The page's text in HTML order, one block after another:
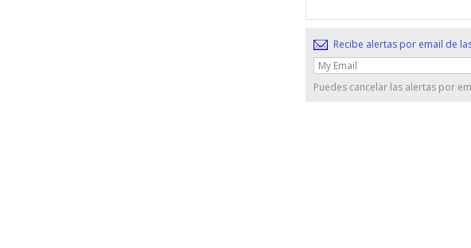
Recibe alertas por email de
Puedes cancelar las alertas por